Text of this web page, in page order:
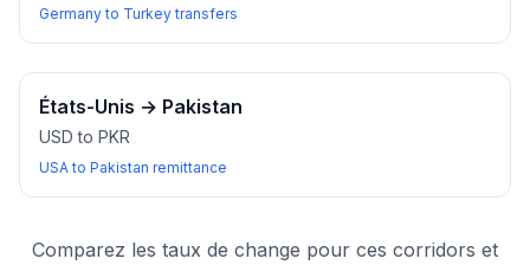
Germany to Turkey transfers
États-Unis → Pakistan
USD to PKR
USA to Pakistan remittance
Comparez les taux de change pour ces corridors et